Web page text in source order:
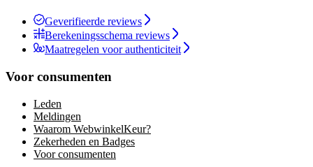
Geverifieerde reviews
Berekeningsschema reviews
Maatregelen voor authenticiteit
Voor consumenten
Leden
Meldingen
Waarom WebwinkelKeur?
Zekerheden en Badges
Voor consumenten